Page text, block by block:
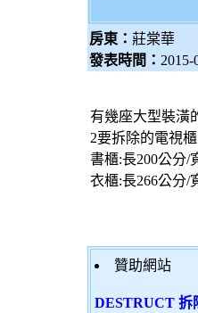
房東： 莊棠華
發表時間： 2015-
有幾座大型裝潢
2要拆除的電視
書櫃:長200公分/
衣櫃:長266公分/
贊助網站
DESTRUCT 拆